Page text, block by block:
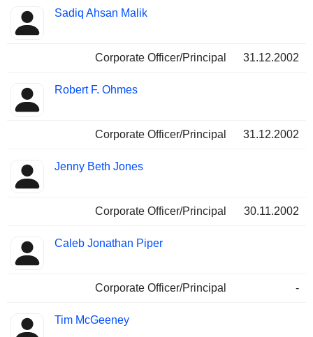
Sadiq Ahsan Malik
Corporate Officer/Principal 31.12.2002
Robert F. Ohmes
Corporate Officer/Principal 31.12.2002
Jenny Beth Jones
Corporate Officer/Principal 30.11.2002
Caleb Jonathan Piper
Corporate Officer/Principal -
Tim McGeeney